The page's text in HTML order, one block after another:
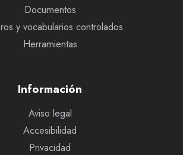
Documentos
y vocabularios controlados
Herramientas
Información
Aviso legal
Accesibilidad
Privacidad